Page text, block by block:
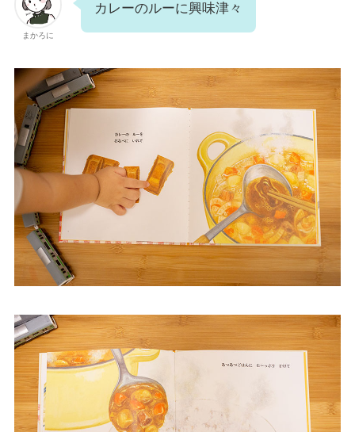
まかろに
カレーのルーに興味津々